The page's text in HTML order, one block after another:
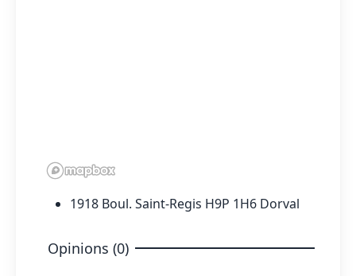
1918 Boul. Saint-Regis H9P 1H6 Dorval
Opinions (0)